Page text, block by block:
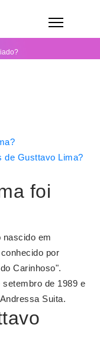
de Gusttavo Lima?
foi
em
por
Carinhoso".
setembro de 1989 e
Suita.